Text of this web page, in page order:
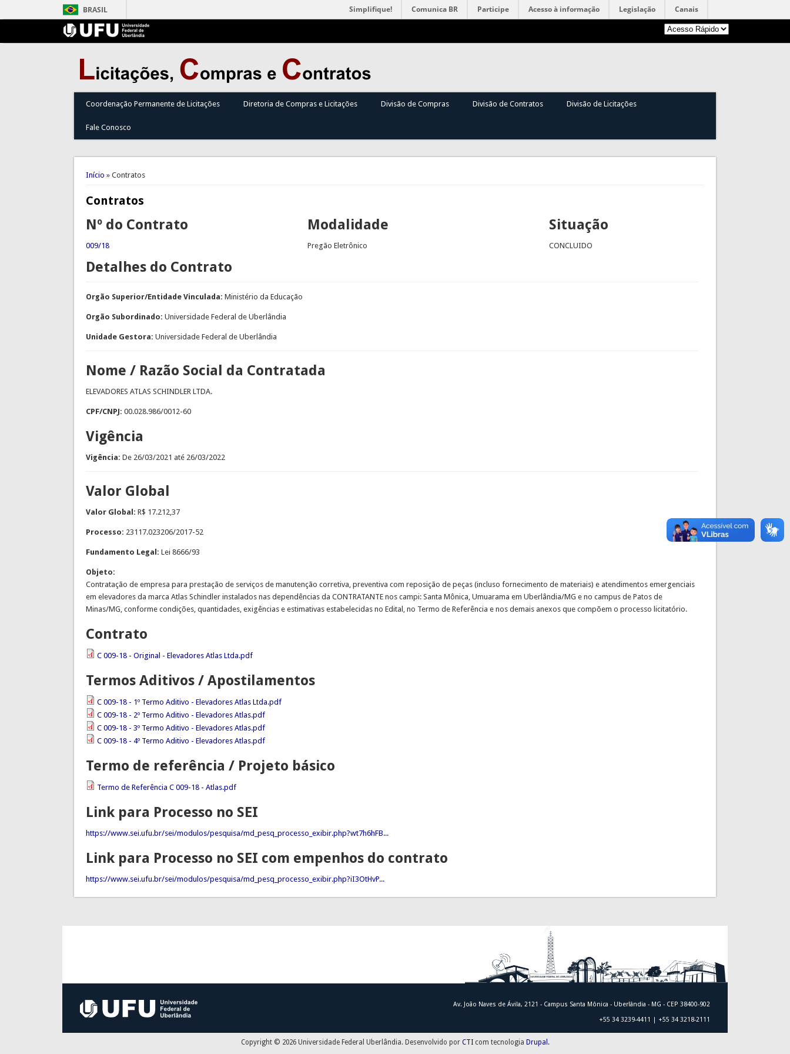
BRASIL Simplifique! Comunica BR Participe Acesso à informação Legislação Canais
Coordenação Permanente de Licitações Diretoria de Compras e Licitações Divisão de Compras Divisão de Contratos Divisão de Licitações
Fale Conosco
Você está aqui
Início » Contratos
Contratos
Nº do Contrato
009/18
Modalidade
Pregão Eletrônico
Situação
CONCLUIDO
Detalhes do Contrato
Orgão Superior/Entidade Vinculada: Ministério da Educação
Orgão Subordinado: Universidade Federal de Uberlândia
Unidade Gestora: Universidade Federal de Uberlândia
Nome / Razão Social da Contratada
ELEVADORES ATLAS SCHINDLER LTDA.
CPF/CNPJ: 00.028.986/0012-60
Vigência
Vigência: De 26/03/2021 até 26/03/2022
Valor Global
Valor Global: R$ 17.212,37
Processo: 23117.023206/2017-52
Fundamento Legal: Lei 8666/93
Objeto:
Contratação de empresa para prestação de serviços de manutenção corretiva, preventiva com reposição de peças (incluso fornecimento de materiais) e atendimentos emergenciais
em elevadores da marca Atlas Schindler instalados nas dependências da CONTRATANTE nos campi: Santa Mônica, Umuarama em Uberlândia/MG e no campus de Patos de
Minas/MG, conforme condições, quantidades, exigências e estimativas estabelecidas no Edital, no Termo de Referência e nos demais anexos que compõem o processo licitatório.
Contrato
C 009-18 - Original - Elevadores Atlas Ltda.pdf
Termos Aditivos / Apostilamentos
C 009-18 - 1º Termo Aditivo - Elevadores Atlas Ltda.pdf
C 009-18 - 2º Termo Aditivo - Elevadores Atlas.pdf
C 009-18 - 3º Termo Aditivo - Elevadores Atlas.pdf
C 009-18 - 4º Termo Aditivo - Elevadores Atlas.pdf
Termo de referência / Projeto básico
Termo de Referência C 009-18 - Atlas.pdf
Link para Processo no SEI
https://www.sei.ufu.br/sei/modulos/pesquisa/md_pesq_processo_exibir.php?wt7h6hFB...
Link para Processo no SEI com empenhos do contrato
https://www.sei.ufu.br/sei/modulos/pesquisa/md_pesq_processo_exibir.php?iI3OtHvP...
Av. João Naves de Ávila, 2121 - Campus Santa Mônica - Uberlândia - MG - CEP 38400-902
+55 34 3239-4411 | +55 34 3218-2111
Copyright © 2026 Universidade Federal Uberlândia. Desenvolvido por CTIcom tecnologia Drupal.